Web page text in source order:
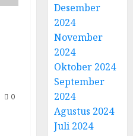
0
Desember
2024
November
2024
Oktober 2024
September
2024
Agustus 2024
Juli 2024